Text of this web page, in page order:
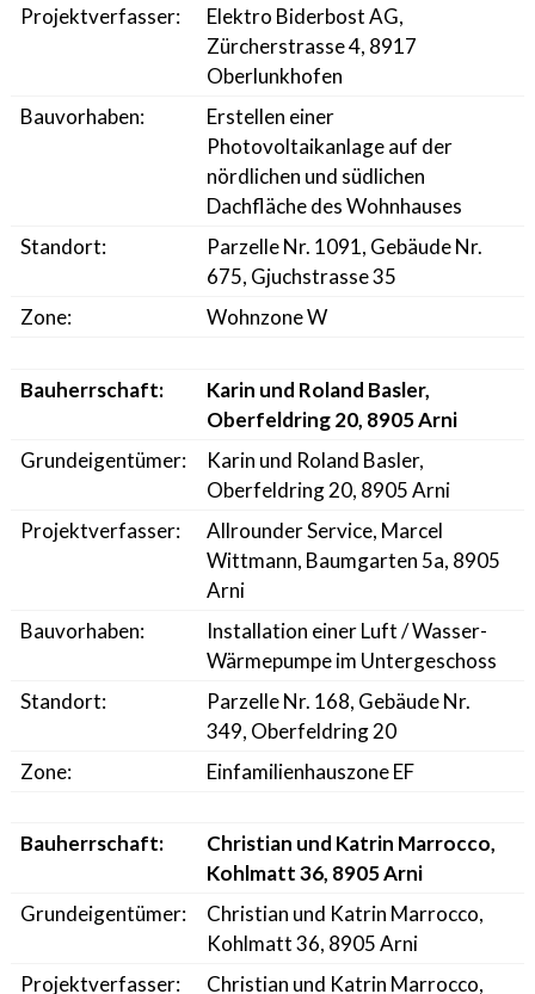
Projektverfasser:
Elektro Biderbost AG,
Zürcherstrasse 4, 8917
Oberlunkhofen
Bauvorhaben:
Erstellen einer
Photovoltaikanlage auf der
nördlichen und südlichen
Dachfläche des Wohnhauses
Standort:
Parzelle Nr. 1091, Gebäude Nr.
675, Gjuchstrasse 35
Zone:
Wohnzone W
Bauherrschaft:
Karin und Roland Basler,
Oberfeldring 20, 8905 Arni
Grundeigentümer:
Karin und Roland Basler,
Oberfeldring 20, 8905 Arni
Projektverfasser:
Allrounder Service, Marcel
Wittmann, Baumgarten 5a, 8905
Arni
Bauvorhaben:
Installation einer Luft / Wasser-
Wärmepumpe im Untergeschoss
Standort:
Parzelle Nr. 168, Gebäude Nr.
349, Oberfeldring 20
Zone:
Einfamilienhauszone EF
Bauherrschaft:
Christian und Katrin Marrocco,
Kohlmatt 36, 8905 Arni
Grundeigentümer:
Christian und Katrin Marrocco,
Kohlmatt 36, 8905 Arni
Projektverfasser:
Christian und Katrin Marrocco,